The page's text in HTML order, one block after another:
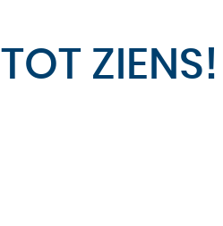
TOT ZIENS!